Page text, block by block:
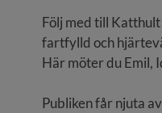
Följ med till Katthult
fartfylld och
Här möter du Emil,
Publiken får njuta